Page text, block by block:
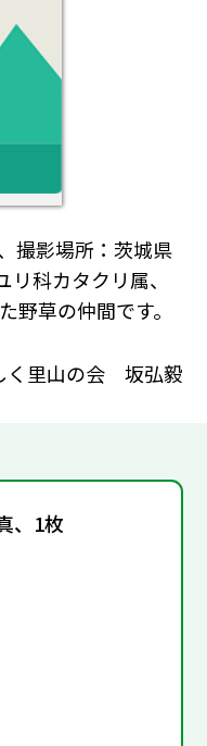
撮影場所：茨城県
科カタクリ属、
野草の仲間です。
く里山の会 坂弘毅
、1枚